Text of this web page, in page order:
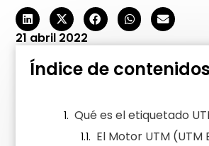
21 abril 2022
Índice de contenidos
El Motor UTM (UTM